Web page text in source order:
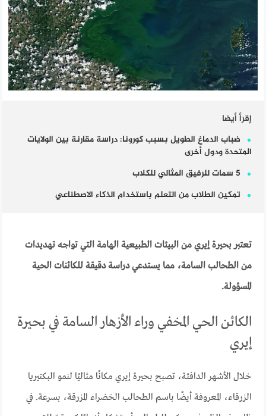
إقرأ أيضا
ضباب الدماغ الطويل بسبب كورونا: دراسة مقارنة بين الولايات
المتحدة ودول أخرى
5 سمات للرفيق المثالي للكلاب
تمكين الطلاب من التعلم باستخدام الذكاء الاصطناعي
تعتبر بحيرة إيري من البيئات الطبيعية الهامة التي تواجه تهديدات
من الطحالب السامة، مما يستدعي دراسة دقيقة للكائنات الحية
المسؤولة.
الكائن الحي المخفي وراء الأزهار السامة في بحيرة
إيري
خلال الأشهر الدافئة، تصبح بحيرة إيري مكانًا مثاليًا لنمو البكتيريا
الزرقاء، المعروفة أيضًا باسم الطحالب الخضراء المزرقة، بسرعة. في